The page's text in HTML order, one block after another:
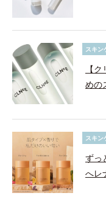
スキン
【
めの
スキン
ずっ
へレ